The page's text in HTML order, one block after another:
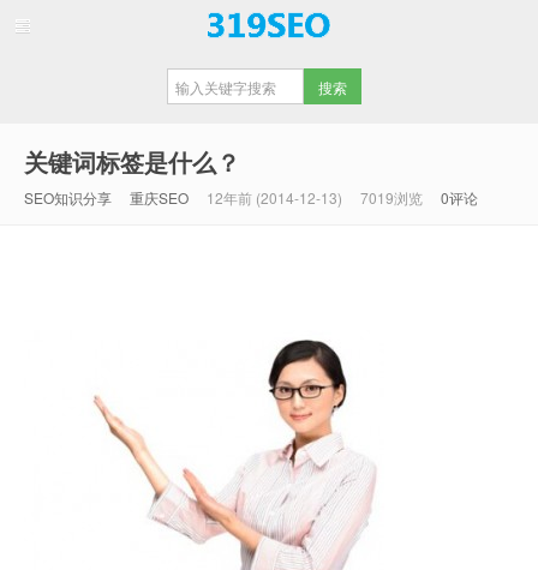
关键词标签是什么？
SEO知识分享 重庆SEO 12年前 (2014-12-13) 7019浏览 0评论